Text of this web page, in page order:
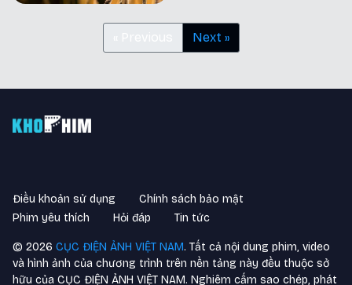
Next »
Điều khoản sử dụng
Chính sách bảo mật
Phim yêu thích
Hỏi đáp Tin tức
© 2026 CỤC ĐIỆN ẢNH VIỆT NAM. Tất cả nội dung phim, video
và hình ảnh của chương trình trên nền tảng này đều thuộc sở
hữu của CỤC ĐIỆN ẢNH VIỆT NAM. Nghiêm cấm sao chép, phát